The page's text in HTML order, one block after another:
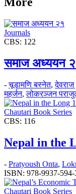
Journals
CBS: 122
समाज अध्ययन
-चूडामणि बस्नेत,देवराज
महर्जन,लोकरञ्‍जन
Chautari Book Series
CBS: 116
Nepal in the
- Pratyoush Onta,
ISBN: 978-9937-594-
Chautari Book Series